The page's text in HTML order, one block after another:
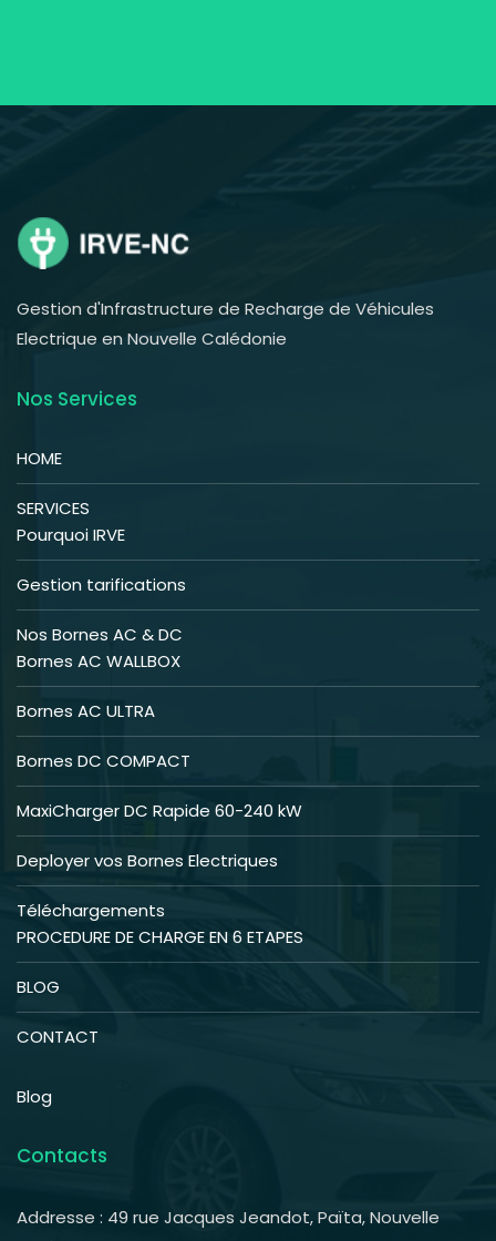
Gestion d'Infrastructure de Recharge de Véhicules
Electrique en Nouvelle Calédonie
Nos Services
HOME
SERVICES
Pourquoi IRVE
Gestion tarifications
Nos Bornes AC & DC
Bornes AC WALLBOX
Bornes AC ULTRA
Bornes DC COMPACT
MaxiCharger DC Rapide 60-240 kW
Deployer vos Bornes Electriques
Téléchargements
PROCEDURE DE CHARGE EN 6 ETAPES
BLOG
CONTACT
Blog
Contacts
Addresse : 49 rue Jacques Jeandot, Païta, Nouvelle